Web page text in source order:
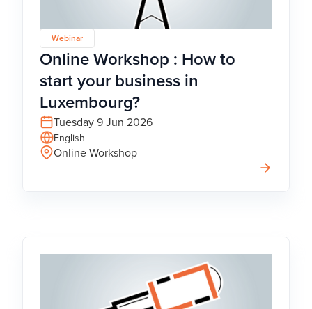
Webinar
Online Workshop : How to
start your business in
Luxembourg?
Tuesday 9 Jun 2026
English
Online Workshop